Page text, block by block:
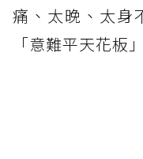
痛、太晚、太身
「意難平天花板